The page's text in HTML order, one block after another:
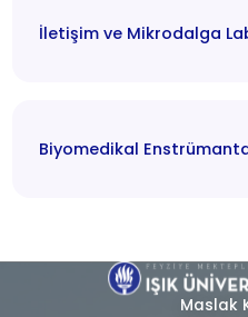
İletişim ve Mikrodalga
Biyomedikal
Maslak